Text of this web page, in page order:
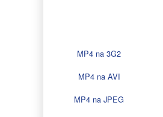
MP4 na 3G2
MP4 na AVI
MP4 na JPEG